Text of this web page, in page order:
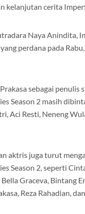
kelanjutan cerita
Naya Anindita,
perdana pada
sebagai penulis
Season 2 masih
Aci Resti, Neneng
aktris juga turut
Season 2, seperti
Graceva, Bintang
Reza Rahadian,